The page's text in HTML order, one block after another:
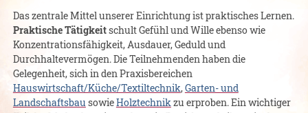
Das zentrale Mittel unserer Einrichtung ist praktisches Lernen.
Praktische Tätigkeitschult Gefühl und Wille ebenso wie
Konzentrationsfähigkeit, Ausdauer, Geduld und
Durchhaltevermögen. Die Teilnehmenden haben die
Gelegenheit, sich in den Praxisbereichen
Hauswirtschaft/Küche/Textiltechnik,Garten- und
Landschaftsbau sowieHolztechnikzu erproben. Ein wichtiger